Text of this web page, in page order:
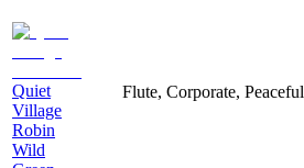
Quiet
Village
Robin
Wild
Flute, Corporate, Peaceful